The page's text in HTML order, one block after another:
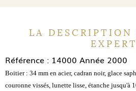
LA DESCRIPTION
EXPERT
Référence : 14000 Année 2000
Boitier : 34 mm en acier, cadran noir, glace
couronne vissés, lunette lisse, étanche jusqu'à